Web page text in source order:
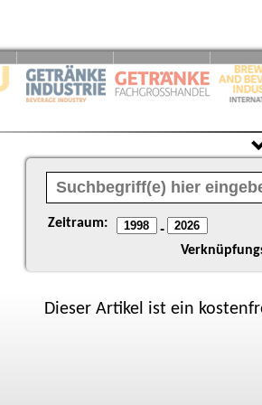
Zeitraum: -
Dieser Artikel ist ein